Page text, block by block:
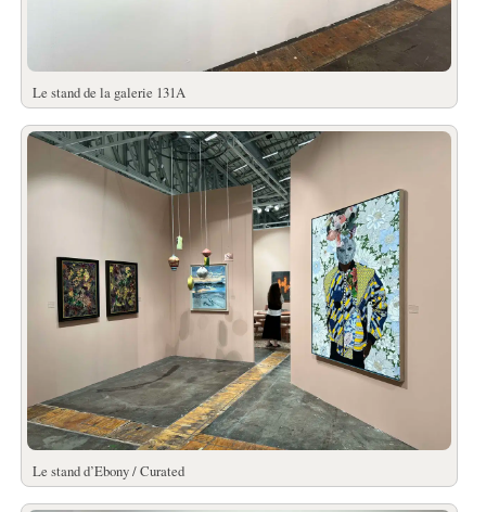
Le stand de la galerie 131A
Le stand d’Ebony / Curated